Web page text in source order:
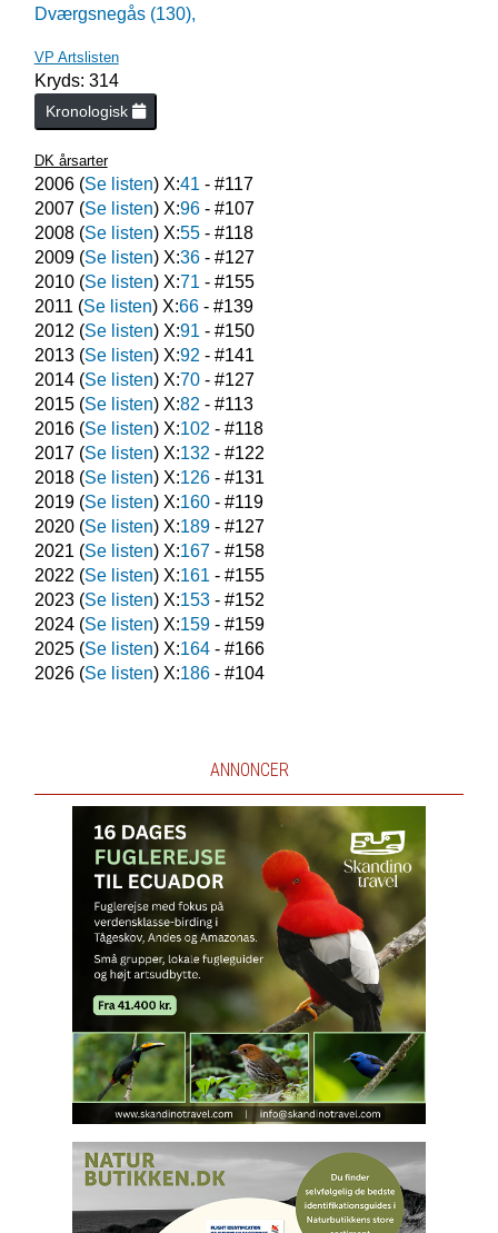
Dværgsnegås (130),
VP Artslisten
Kryds: 314
Kronologisk
DK årsarter
2006(Se listen) X:41 - #117
2007(Se listen) X:96- #107
2008(Se listen) X:55- #118
2009(Se listen) X:36- #127
2010(Se listen) X:71 - #155
2011 (Se listen) X:66- #139
2012 (Se listen) X:91 - #150
2013(Se listen) X:92 - #141
2014(Se listen) X:70- #127
2015(Se listen) X:82 - #113
2016(Se listen) X:102 - #118
2017(Se listen) X:132 - #122
2018(Se listen) X:126- #131
2019(Se listen) X:160- #119
2020(Se listen) X:189- #127
2021 (Se listen) X:167- #158
2022 (Se listen) X:161 - #155
2023(Se listen) X:153- #152
2024(Se listen) X:159- #159
2025(Se listen) X:164- #166
2026(Se listen) X:186- #104
ANNONCER